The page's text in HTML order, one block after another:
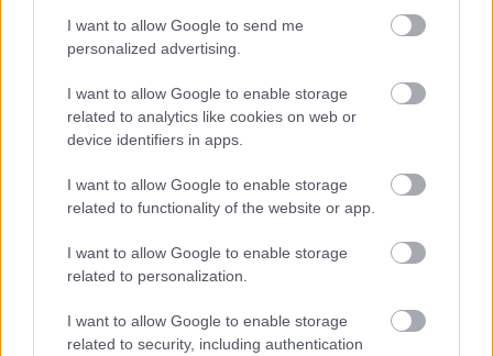
I want to allow Google to send me
personalized advertising.
I want to allow Google to enable storage
related to analytics like cookies on web or
device identifiers in apps.
I want to allow Google to enable storage
related to functionality of the website or app.
I want to allow Google to enable storage
related to personalization.
I want to allow Google to enable storage
related to security, including authentication
Amund August Korsæth (Trøsken IL)
Sander Haukvik Jensen (Årvoll IL)
Magnus Sedeniussen (Lyn Ski)
Meld deg på vårt nyhetsbrev
Meld deg på